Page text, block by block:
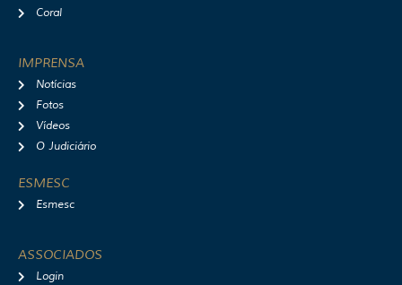
Coral
IMPRENSA
Notícias
Fotos
Vídeos
O Judiciário
ESMESC
Esmesc
ASSOCIADOS
Login